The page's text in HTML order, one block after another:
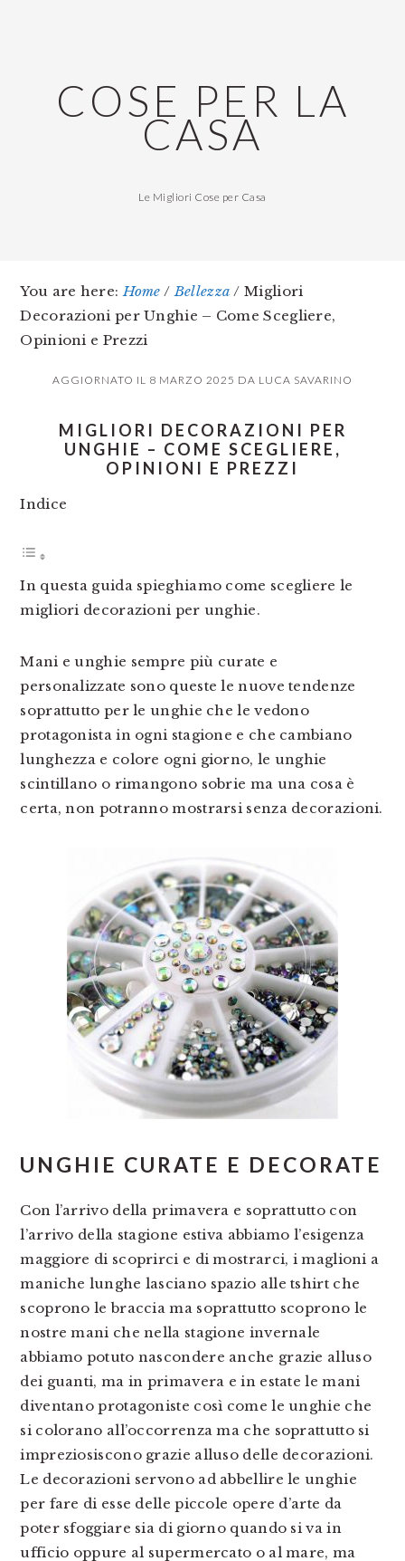
COSE PER LA
CASA
Le Migliori Cose per Casa
You are here:Home / Bellezza / Migliori
Decorazioni per Unghie – Come Scegliere,
Opinioni e Prezzi
AGGIORNATO IL 8 MARZO 2025 DA LUCA SAVARINO
MIGLIORI DECORAZIONI PER
UNGHIE – COME SCEGLIERE,
OPINIONI E PREZZI
Indice
In questa guida spieghiamo come scegliere le
migliori decorazioni per unghie.
Mani e unghie sempre più curate e
personalizzate sono queste le nuove tendenze
soprattutto per le unghie che le vedono
protagonista in ogni stagione e che cambiano
lunghezza e colore ogni giorno, le unghie
scintillano o rimangono sobrie ma una cosa è
certa, non potranno mostrarsi senza decorazioni.
UNGHIE CURATE E DECORATE
Con l’arrivo della primavera e soprattutto con
l’arrivo della stagione estiva abbiamo l’esigenza
maggiore di scoprirci e di mostrarci, i maglioni a
maniche lunghe lasciano spazio alle tshirt che
scoprono le braccia ma soprattutto scoprono le
nostre mani che nella stagione invernale
abbiamo potuto nascondere anche grazie alluso
dei guanti, ma in primavera e in estate le mani
diventano protagoniste così come le unghie che
si colorano all’occorrenza ma che soprattutto si
impreziosiscono grazie alluso delle decorazioni.
Le decorazioni servono ad abbellire le unghie
per fare di esse delle piccole opere d’arte da
poter sfoggiare sia di giorno quando si va in
ufficio oppure al supermercato o al mare, ma